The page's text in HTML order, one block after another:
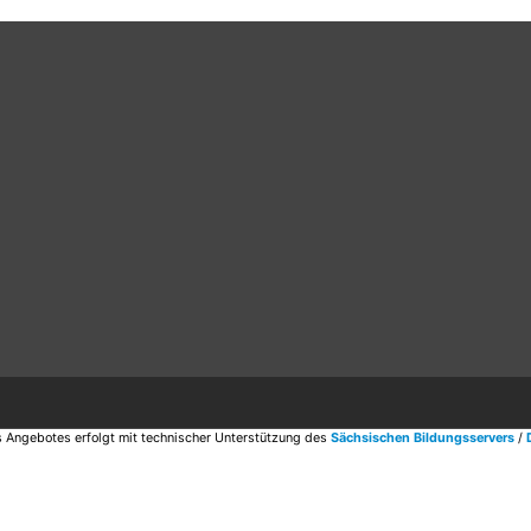
Angebotes erfolgt mit technischer Unterstützung des Sächsischen Bildungsservers /